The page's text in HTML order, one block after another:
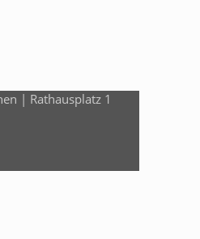
| Rathausplatz 1